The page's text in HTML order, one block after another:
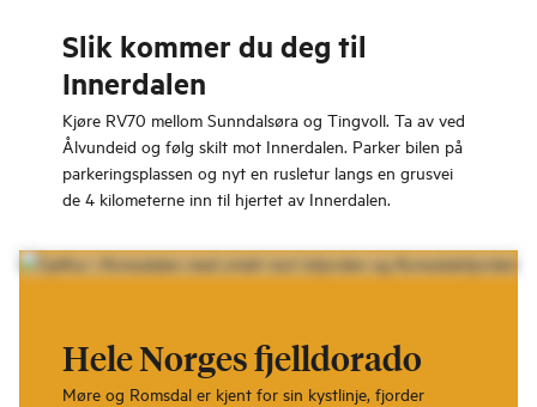
Slik kommer du deg til
Innerdalen
Kjøre RV70 mellom Sunndalsøra og Tingvoll. Ta av ved
Ålvundeid og følg skilt mot Innerdalen. Parker bilen på
parkeringsplassen og nyt en rusletur langs en grusvei
de 4 kilometerne inn til hjertet av Innerdalen.
Hele Norges fjelldorado
Møre og Romsdal er kjent for sin kystlinje, fjorder